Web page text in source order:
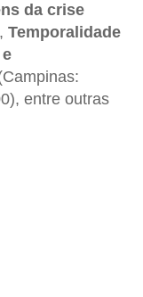
da crise
Temporalidade
entre outras